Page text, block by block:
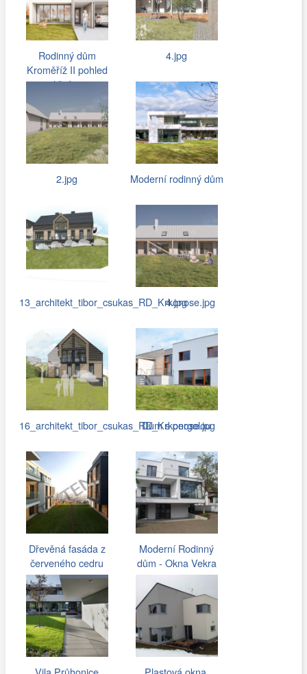
Rodinný dům
Kroměříž II pohled
uliční.jpg
4.jpg
2.jpg Moderní rodinný dům
13_architekt_tibor_csukas_RD_Krkonose.jpg
4.jpg
16_architekt_tibor_csukas_RD_Krkonose.jpg
Dům s pergolou
Dřevěná fasáda z
červeného cedru
Moderní Rodinný
dům - Okna Vekra